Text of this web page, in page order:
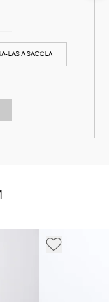
LAS À SACOLA